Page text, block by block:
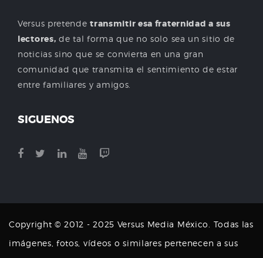
Versus pretendetransmitir esa fraternidad a sus
lectores, de tal forma que no solo sea un sitio de
noticias sino que se convierta en una gran
comunidad que transmita el sentimiento de estar
entre familiares y amigos.
SIGUENOS
Copyright © 2012 - 2025 Versus Media México. Todas las
imágenes, fotos, vídeos o similares pertenecen a sus